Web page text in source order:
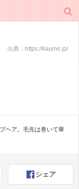
出典： https://kaumo.jp/
ヘア。毛先は巻いて華
シェア